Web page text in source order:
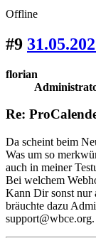
Offline
#9
florian
Re:
Da scheint beim
Was um so
auch in meiner
Bei welchem
Kann Dir sonst nur
bräuchte dazu
support@wbce.org.